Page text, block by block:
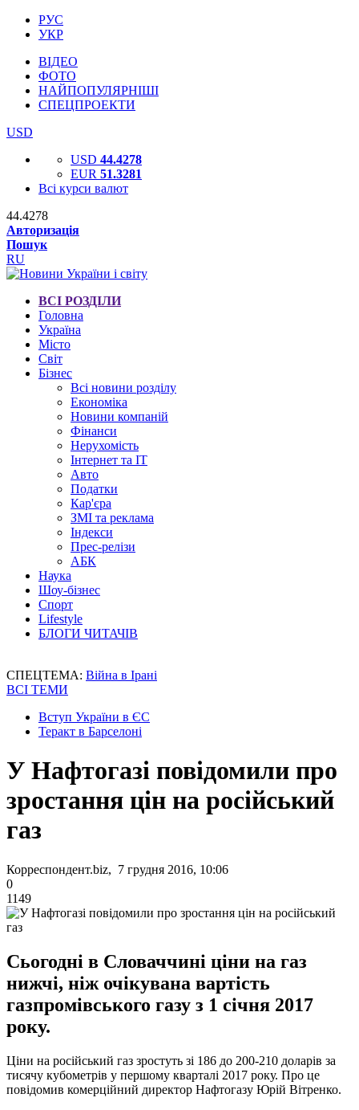
РУС
УКР
ВІДЕО
ФОТО
НАЙПОПУЛЯРНІШІ
СПЕЦПРОЕКТИ
USD
USD 44.4278
EUR 51.3281
Всі курси валют
44.4278
Авторизація
Пошук
RU
ВСІ РОЗДІЛИ
Головна
Україна
Місто
Світ
Бізнес
Всі новини розділу
Економіка
Новини компаній
Фінанси
Нерухомість
Інтернет та IT
Авто
Податки
Кар'єра
ЗМІ та реклама
Індекси
Прес-релізи
АБК
Наука
Шоу-бізнес
Спорт
Lifestyle
БЛОГИ ЧИТАЧІВ
СПЕЦТЕМА: Війна в Ірані
ВСІ ТЕМИ
Вступ України в ЄС
Теракт в Барселоні
У Нафтогазі повідомили про
зростання цін на російський
газ
Корреспондент.biz, 7 грудня 2016, 10:06
0
1149
Сьогодні в Словаччині ціни на газ
нижчі, ніж очікувана вартість
газпромівського газу з 1 січня 2017
року.
Ціни на російський газ зростуть зі 186 до 200-210 доларів за
тисячу кубометрів у першому кварталі 2017 року. Про це
повідомив комерційний директор Нафтогазу Юрій Вітренко.